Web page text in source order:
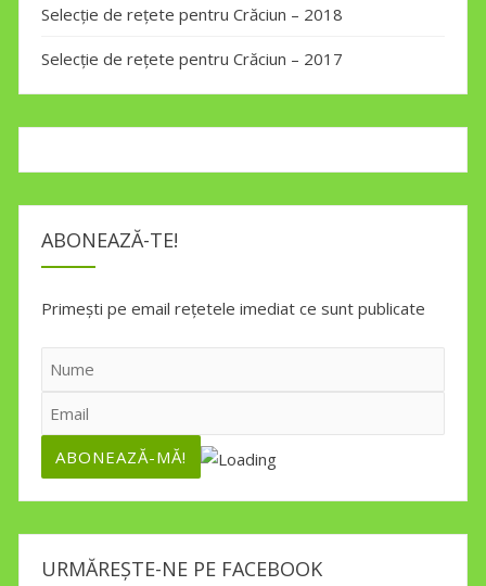
Selecție de rețete pentru Crăciun – 2018
Selecție de rețete pentru Crăciun – 2017
ABONEAZĂ-TE!
Primești pe email rețetele imediat ce sunt publicate
URMĂREȘTE-NE PE FACEBOOK